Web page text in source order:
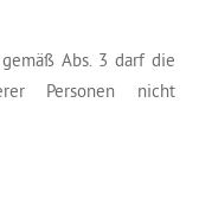
Abs. 3 darf die
Personen nicht